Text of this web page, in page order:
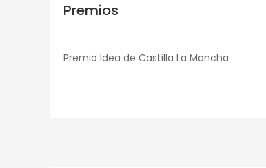
Premios
Premio Idea de Castilla La Mancha